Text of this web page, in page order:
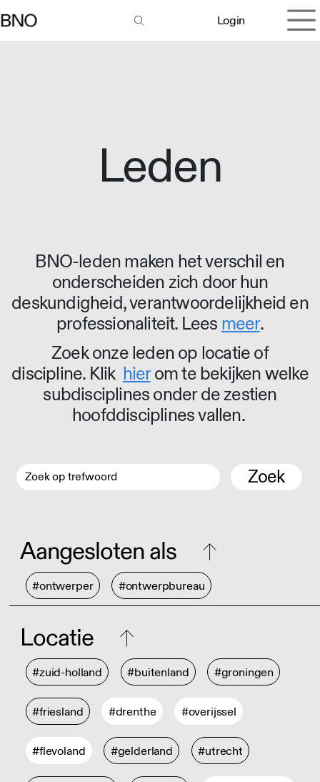
Login
Leden
BNO-leden maken het verschil en
onderscheiden zich door hun
deskundigheid, verantwoordelijkheid en
professionaliteit. Lees meer.
Zoek onze leden op locatie of
discipline. Klik hierom te bekijken welke
subdisciplines onder de zestien
hoofddisciplines vallen.
Zoek
Aangesloten als
#ontwerper #ontwerpbureau
Locatie
#zuid-holland #buitenland #groningen
#friesland #drenthe #overijssel
#flevoland #gelderland #utrecht